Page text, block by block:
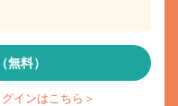
無料）
インはこちら＞